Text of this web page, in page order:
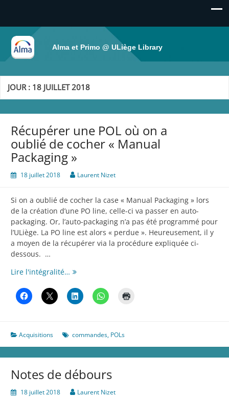
Alma et Primo @ ULiège Library
JOUR : 18 JUILLET 2018
Récupérer une POL où on a
oublié de cocher « Manual
Packaging »
18 juillet 2018 Laurent Nizet
Si on a oublié de cocher la case « Manual Packaging » lors
de la création d’une PO line, celle-ci va passer en auto-
packaging. Or, l’auto-packaging n’a pas été programmé pour
l’ULiège. La PO line est alors « perdue ». Heureusement, il y
a moyen de la récupérer via la procédure expliquée ci-
dessous. …
Lire l'intégralité… Récupérer
POL
où
oublié
de
cocher
«
Manual
Packaging
Acquisitions commandes, POLs
Notes de débours
18 juillet 2018 Laurent Nizet